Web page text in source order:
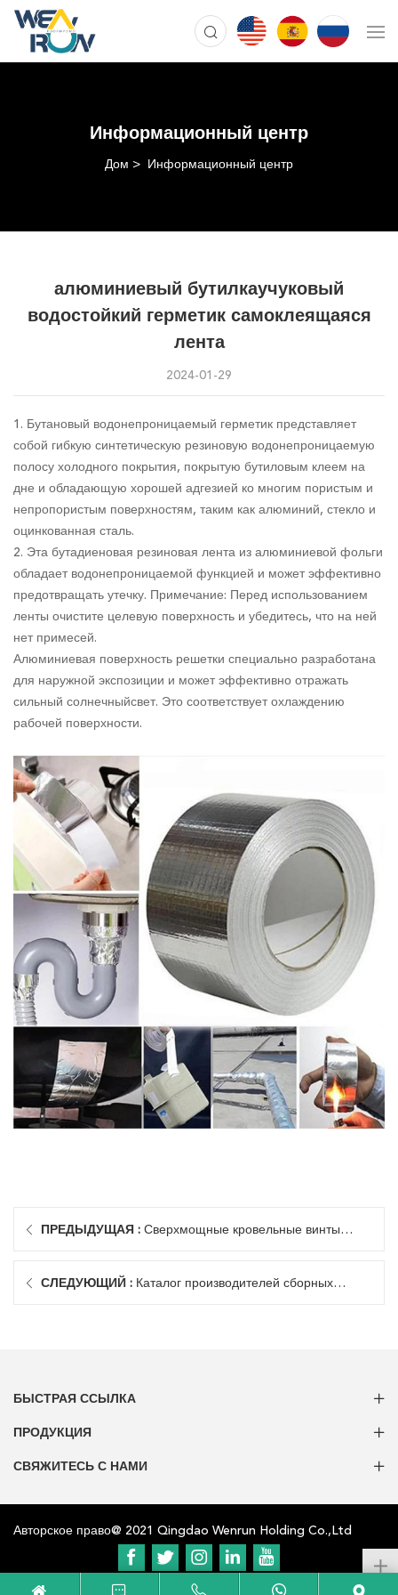
Информационный центр
Дом Информационный центр
алюминиевый бутилкаучуковый
водостойкий герметик самоклеящаяся
лента
2024-01-29
1. Бутановый водонепроницаемый герметик представляет
собой гибкую синтетическую резиновую водонепроницаемую
полосу холодного покрытия, покрытую бутиловым клеем на
дне и обладающую хорошей адгезией ко многим пористым и
непропористым поверхностям, таким как алюминий, стекло и
оцинкованная сталь.
2. Эта бутадиеновая резиновая лента из алюминиевой фольги
обладает водонепроницаемой функцией и может эффективно
предотвращать утечку. Примечание: Перед использованием
ленты очистите целевую поверхность и убедитесь, что на ней
нет примесей.
Алюминиевая поверхность решетки специально разработана
для наружной экспозиции и может эффективно отражать
сильный солнечныйсвет. Это соответствует охлаждению
рабочей поверхности.
ПРЕДЫДУЩАЯ : Сверхмощные кровельные винты
WENRUN из нержавеющей стали
СЛЕДУЮЩИЙ : Каталог производителей сборных
БЫСТРАЯ ССЫЛКА
ПРОДУКЦИЯ
СВЯЖИТЕСЬ С НАМИ
Авторское право@ 2021 Qingdao Wenrun Holding Co.,Ltd